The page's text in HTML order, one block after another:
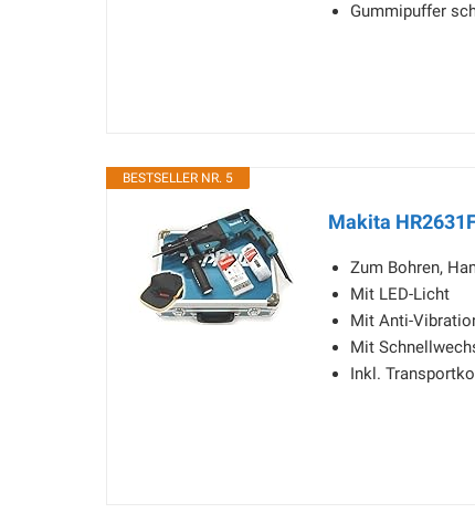
Gummipuffer
BESTSELLER NR. 5
Makita
Zum Bohren,
Mit LED-Licht
Mit Anti-
Mit
Inkl.